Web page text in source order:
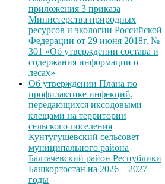
приложения 3 приказа
Министерства природных
ресурсов и экологии Российской
Федерации от 29 июня 2018г. №
301 «Об утверждении состава и
содержания информации о
лесах»
Об утверждении Плана по
профилактике инфекций,
передающихся иксодовыми
клещами на территории
сельского поселения
Кунтугушевский сельсовет
муниципального района
Балтачевский район Республики
Башкортостан на 2026 – 2027
годы